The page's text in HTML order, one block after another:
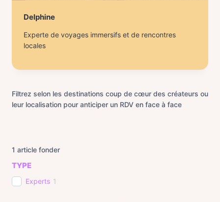
Delphine
Experte de voyages immersifs et de rencontres
locales
Filtrez selon les destinations coup de cœur des créateurs ou
leur localisation pour anticiper un RDV en face à face
1 article fonder
TYPE
Experts 1